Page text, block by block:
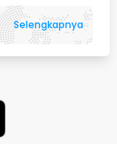
Selengkapnya